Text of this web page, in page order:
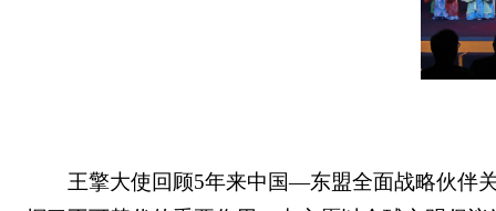
王擎大使回顾5年来中国—东盟全面战略伙伴